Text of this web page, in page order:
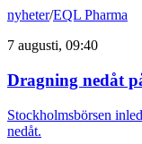
nyheter/EQL Pharma
7 augusti, 09:40
Dragning nedåt
Stockholmsbörsen
nedåt.